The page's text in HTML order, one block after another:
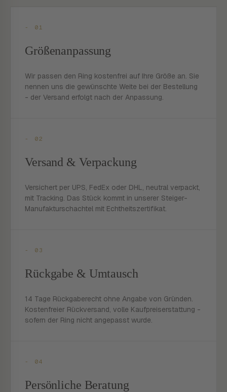
- 01
Größenanpassung
Wir passen den Ring kostenfrei auf Ihre Größe an. Sie
nennen uns die gewünschte Weite bei der Bestellung
- der Versand erfolgt nach der Anpassung.
- 02
Versand & Verpackung
Versichert per UPS, FedEx oder DHL, neutral verpackt,
mit Tracking. Das Stück kommt in unserer Steiger-
Manufakturschachtel mit Echtheitszertifikat.
- 03
Rückgabe & Umtausch
14 Tage Rückgaberecht ohne Angabe von Gründen.
Kostenfreier Rückversand, volle Kaufpreiserstattung -
sofern der Ring nicht angepasst wurde.
- 04
Persönliche Beratung